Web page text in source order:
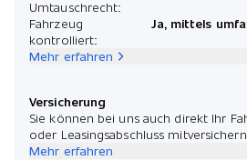
Umtauschrecht:
Fahrzeug
kontrolliert:
Ja, mittels
Mehr erfahren
Versicherung
Sie können bei uns auch direkt Ihr
oder Leasingsabschluss
Mehr erfahren